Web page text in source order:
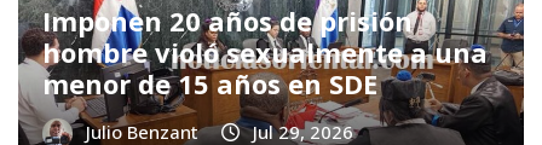
Imponen 20 años de prisión
hombre violó sexualmente a una
menor de 15 años en SDE
Julio Benzant Jul 29, 2026